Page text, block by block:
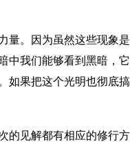
量。因为虽然这些现象
中我们能够看到黑暗，
如果把这个光明也彻底
的见解都有相应的修行